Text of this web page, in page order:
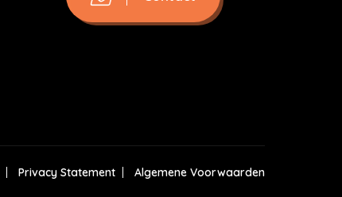
Privacy Statement Algemene Voorwaarden